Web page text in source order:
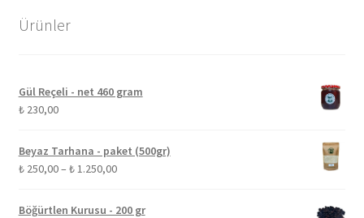
Ürünler
Gül Reçeli - net 460 gram
₺230,00
Beyaz Tarhana - paket (500gr)
₺250,00– ₺1.250,00Fiyat
₺ 250,00
Böğürtlen Kurusu - 200 gr